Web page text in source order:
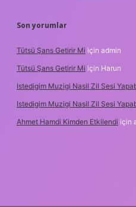
Son yorumlar
Tütsü Şans Getirir Mi için admin
Tütsü Şans Getirir Mi için Harun
Istedigim Muzigi Nasil Zil Sesi
Istedigim Muzigi Nasil Zil Sesi
Ahmet Hamdi Kimden Etkilendi için